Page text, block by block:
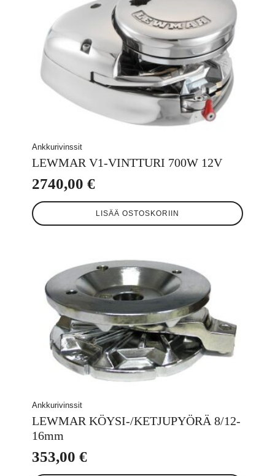
Ankkurivinssit
LEWMAR V1-VINTTURI 700W 12V
2740,00 €
LISÄÄ OSTOSKORIIN
Ankkurivinssit
LEWMAR KÖYSI-/KETJUPYÖRÄ 8/12-
16mm
353,00 €